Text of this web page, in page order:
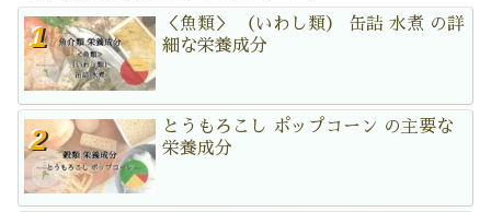
＜魚類＞ （いわし類） 缶詰 水煮 の詳
細な栄養成分
とうもろこし ポップコーン の主要な
栄養成分